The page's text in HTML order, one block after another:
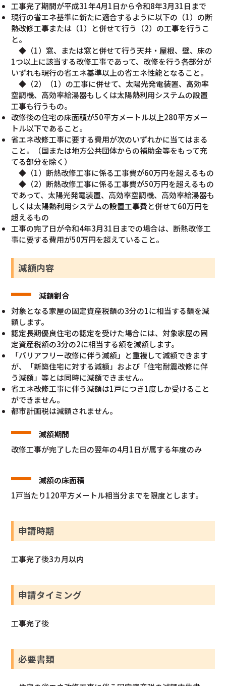
工事完了期間が平成31年4月1日から令和8年3月31日まで
現行の省エネ基準に新たに適合するように以下の（1）の断
熱改修工事または（1）と併せて行う（2）の工事を行うこ
と。
◆（1）窓、または窓と併せて行う天井・屋根、壁、床の
1つ以上に該当する改修工事であって、改修を行う各部分が
いずれも現行の省エネ基準以上の省エネ性能となること。
◆（2）（1）の工事に併せて、太陽光発電装置、高効率
空調機、高効率給湯器もしくは太陽熱利用システムの設置
工事も行うもの。
改修後の住宅の床面積が50平方メートル以上280平方メー
トル以下であること。
省エネ改修工事に要する費用が次のいずれかに当てはまる
こと。（国または地方公共団体からの補助金等をもって充
てる部分を除く）
◆（1）断熱改修工事に係る工事費が60万円を超えるもの
◆（2）断熱改修工事に係る工事費が50万円を超えるもの
であって、太陽光発電装置、高効率空調機、高効率給湯器も
しくは太陽熱利用システムの設置工事費と併せて60万円を
超えるもの
工事の完了日が令和4年3月31日までの場合は、断熱改修工
事に要する費用が50万円を超えていること。
減額内容
減額割合
対象となる家屋の固定資産税額の3分の1に相当する額を減
額します。
認定長期優良住宅の認定を受けた場合には、対象家屋の固
定資産税額の3分の2に相当する額を減額します。
「バリアフリー改修に伴う減額」と重複して減額できます
が、「新築住宅に対する減額」および「住宅耐震改修に伴
う減額」等とは同時に減額できません。
省エネ改修工事に伴う減額は1戸につき1度しか受けること
ができません。
都市計画税は減額されません。
減額期間
改修工事が完了した日の翌年の4月1日が属する年度のみ
減額の床面積
1戸当たり120平方メートル相当分までを限度とします。
申請時期
工事完了後3カ月以内
申請タイミング
工事完了後
必要書類